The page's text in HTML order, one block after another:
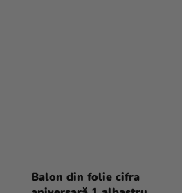
Balon din folie cifra